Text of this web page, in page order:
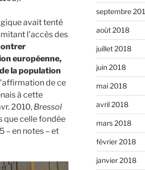
avait tenté
l’accès des
européenne,
la population
de ce
à cette
2010, Bressol
que celle fondée
– en notes – et
septembre
août 2018
juillet 2018
juin 2018
mai 2018
avril 2018
mars 2018
février 2018
janvier 2018